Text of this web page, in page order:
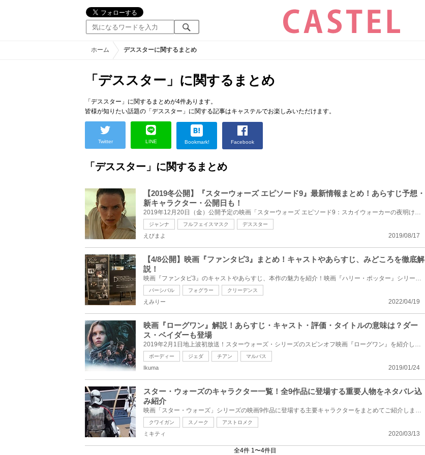
ホーム デススターに関するまとめ
「デススター」に関するまとめ
「デススター」に関するまとめが4件あります。
皆様が知りたい話題の「デススター」に関する記事はキャステルでお楽しみいただけます。
Twitter LINE Bookmark! Facebook
「デススター」に関するまとめ
【2019冬公開】『スターウォーズ エピソード9』最新情報まとめ！あらすじ予想・
新キャラクター・公開日も！
2019年12月20日（金）公開予定の映画「スターウォーズ エピソード9：スカイウォーカーの夜明け（原題：S...
ジャンナ フルフェイスマスク デススター
2019/08/17
えびまよ
【4/8公開】映画『ファンタビ3』まとめ！キャストやあらすじ、みどころを徹底解
説！
映画『ファンタビ3』のキャストやあらすじ、本作の魅力を紹介！映画『ハリー・ポッター』シリーズより前...
パーシバル フォグラー クリーデンス
2022/04/19
えみりー
映画『ローグワン』解説！あらすじ・キャスト・評価・タイトルの意味は？ダー
ス・ベイダーも登場
2019年2月1日地上波初放送！スターウォーズ・シリーズのスピンオフ映画『ローグワン』を紹介します。197...
ボーディー ジェダ チアン マルバス
2019/01/24
Ikuma
スター・ウォーズのキャラクター一覧！全9作品に登場する重要人物をネタバレ込
み紹介
映画「スター・ウォーズ」シリーズの映画9作品に登場する主要キャラクターをまとめてご紹介します。世界...
クワイガン スノーク アストロメク
2020/03/13
ミキティ
全4件 1〜4件目